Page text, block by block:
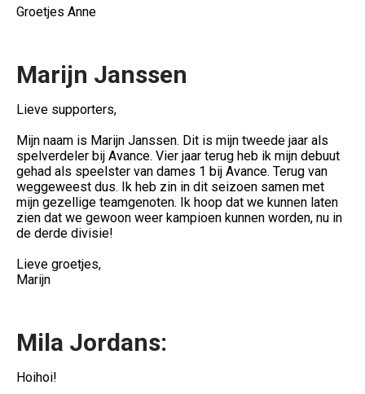
Groetjes Anne
Marijn Janssen
Lieve supporters,
Mijn naam is Marijn Janssen. Dit is mijn tweede jaar als
spelverdeler bij Avance. Vier jaar terug heb ik mijn debuut
gehad als speelster van dames 1 bij Avance. Terug van
weggeweest dus. Ik heb zin in dit seizoen samen met
mijn gezellige teamgenoten. Ik hoop dat we kunnen laten
zien dat we gewoon weer kampioen kunnen worden, nu in
de derde divisie!
Lieve groetjes,
Marijn
Mila Jordans:
Hoihoi!